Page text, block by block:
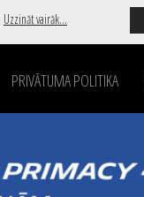
Uzzināt vairāk...
PRIVĀTUMA POLITIKA